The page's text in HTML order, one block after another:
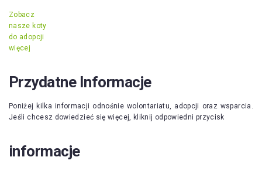
Zobacz
nasze koty
do adopcji
więcej
Przydatne Informacje
Poniżej kilka informacji odnośnie wolontariatu, adopcji oraz wsparcia.
Jeśli chcesz dowiedzieć się więcej, kliknij odpowiedni przycisk
informacje